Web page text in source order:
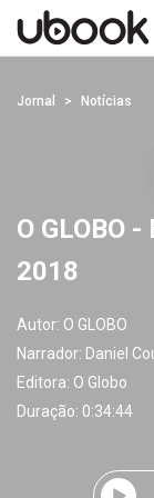
Jornal Notícias
O GLOBO
2018
Autor: O GLOBO
Narrador: Daniel
Editora: O Globo
Duração: 0:34:44